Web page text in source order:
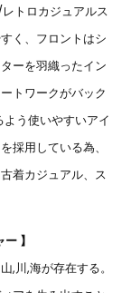
トロカジュアルス
く、フロントはシ
ーを羽織ったイン
トワークがバック
う使いやすいアイ
採用している為、
着カジュアル、ス
】
,川,海が存在する。